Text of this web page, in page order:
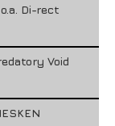
Di-rect
Void